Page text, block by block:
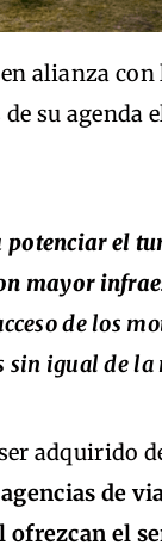
alianza
su agenda
potenciar el
mayor
de los
sin igual de la
adquirido
de
ofrezcan el